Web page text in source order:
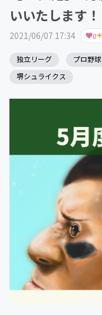
いいたします！
2021/06/07 17:34 0
独立リーグ プロ野球
堺シュライクス